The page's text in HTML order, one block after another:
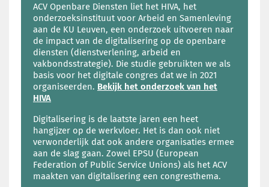
ACV Openbare Diensten liet het HIVA, het
onderzoeksinstituut voor Arbeid en Samenleving
aan de KU Leuven, een onderzoek uitvoeren naar
de impact van de digitalisering op de openbare
diensten (dienstverlening, arbeid en
vakbondsstrategie). Die studie gebruikten we als
basis voor het digitale congres dat we in 2021
organiseerden. Bekijk het onderzoek van het
HIVA
Digitalisering is de laatste jaren een heet
hangijzer op de werkvloer. Het is dan ook niet
verwonderlijk dat ook andere organisaties ermee
aan de slag gaan. Zowel EPSU (European
Federation of Public Service Unions) als het ACV
maakten van digitalisering een congresthema.